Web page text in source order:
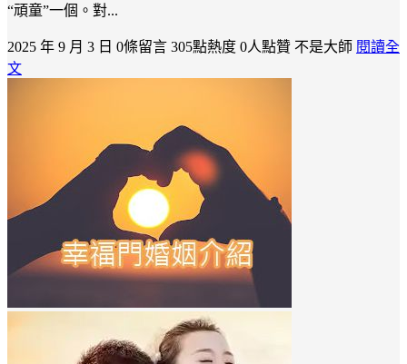
“頑童”一個。對...
2025 年 9 月 3 日 0條留言 305點熱度 0人點贊 不是大師 閱讀全
文